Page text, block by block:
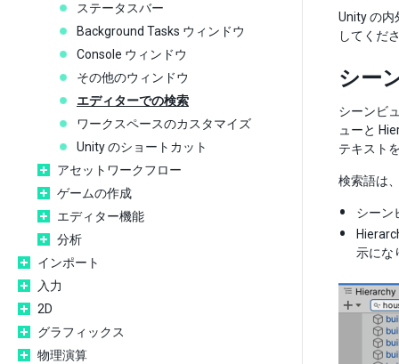
ステータスバー
Background Tasks ウィンドウ
Console ウィンドウ
その他のウィンドウ
エディターでの検索
ワークスペースのカスタマイズ
Unity のショートカット
アセットワークフロー
ゲームの作成
エディター機能
分析
インポート
入力
2D
グラフィックス
物理演算
Unity の内
してくだ
シー
シーンビ
ューと
テキスト
検索語は
シーン
示にな